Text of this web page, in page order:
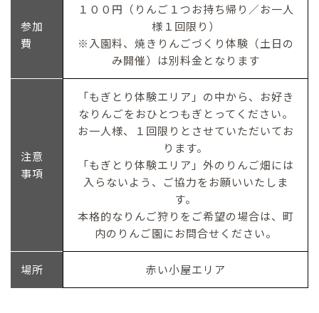
参加
費
１００円（りんご１つお持ち帰り／お一人
様１回限り）
※入園料、焼きりんごづくり体験（土日の
み開催）は別料金となります
注意
事項
「もぎとり体験エリア」の中から、お好き
なりんごをおひとつもぎとってください。
お一人様、１回限りとさせていただいてお
ります。
「もぎとり体験エリア」外のりんご畑には
入らないよう、ご協力をお願いいたしま
す。
本格的なりんご狩りをご希望の場合は、町
内のりんご園にお問合せください。
場所 赤い小屋エリア